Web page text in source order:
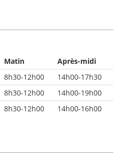
Matin
Après-midi
8h30-12h00
14h00-17h30
8h30-12h00
14h00-19h00
8h30-12h00 14h00-16h00